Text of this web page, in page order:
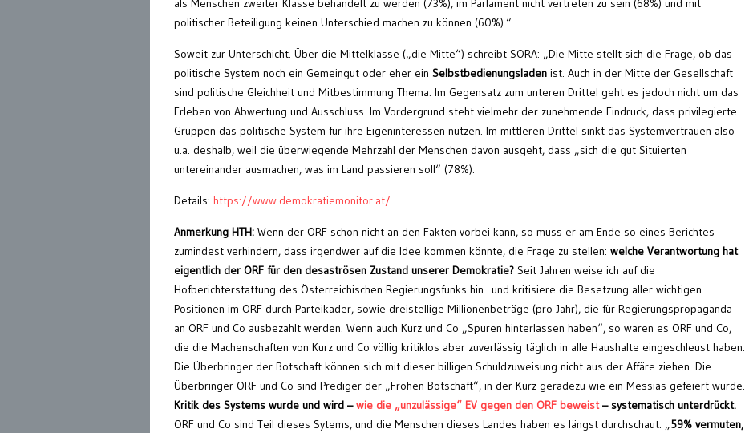
als Menschen zweiter Klasse behandelt zu werden (73%), im Parlament nicht vertreten zu sein (68%) und mit
politischer Beteiligung keinen Unterschied machen zu können (60%).“
Soweit zur Unterschicht. Über die Mittelklasse („die Mitte“) schreibt SORA: „Die Mitte stellt sich die Frage, ob das
politische System noch ein Gemeingut oder eher ein Selbstbedienungsladen ist. Auch in der Mitte der Gesellschaft
sind politische Gleichheit und Mitbestimmung Thema. Im Gegensatz zum unteren Drittel geht es jedoch nicht um das
Erleben von Abwertung und Ausschluss. Im Vordergrund steht vielmehr der zunehmende Eindruck, dass privilegierte
Gruppen das politische System für ihre Eigeninteressen nutzen. Im mittleren Drittel sinkt das Systemvertrauen also
u.a. deshalb, weil die überwiegende Mehrzahl der Menschen davon ausgeht, dass „sich die gut Situierten
untereinander ausmachen, was im Land passieren soll“ (78%).
Details: https://www.demokratiemonitor.at/
Anmerkung HTH: Wenn der ORF schon nicht an den Fakten vorbei kann, so muss er am Ende so eines Berichtes
zumindest verhindern, dass irgendwer auf die Idee kommen könnte, die Frage zu stellen: welche Verantwortung hat
eigentlich der ORF für den desaströsen Zustand unserer Demokratie? Seit Jahren weise ich auf die
Hofberichterstattung des Österreichischen Regierungsfunks hin und kritisiere die Besetzung aller wichtigen
Positionen im ORF durch Parteikader, sowie dreistellige Millionenbeträge (pro Jahr), die für Regierungspropaganda
an ORF und Co ausbezahlt werden. Wenn auch Kurz und Co „Spuren hinterlassen haben“, so waren es ORF und Co,
die die Machenschaften von Kurz und Co völlig kritiklos aber zuverlässig täglich in alle Haushalte eingeschleust haben.
Die Überbringer der Botschaft können sich mit dieser billigen Schuldzuweisung nicht aus der Affäre ziehen. Die
Überbringer ORF und Co sind Prediger der „Frohen Botschaft“, in der Kurz geradezu wie ein Messias gefeiert wurde.
Kritik des Systems wurde und wird –wie die „unzulässige“ EV gegen den ORF beweist– systematisch unterdrückt.
ORF und Co sind Teil dieses Sytems, und die Menschen dieses Landes haben es längst durchschaut: „59% vermuten,